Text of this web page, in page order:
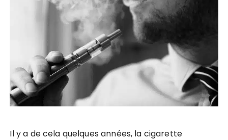
Il y a de cela quelques années, la cigarette